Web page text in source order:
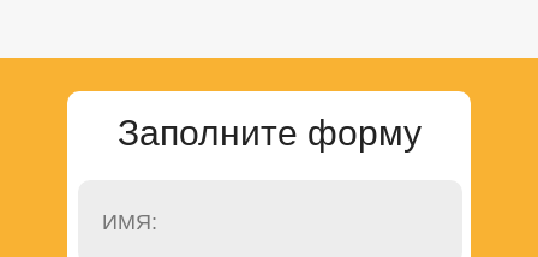
Заполните форму